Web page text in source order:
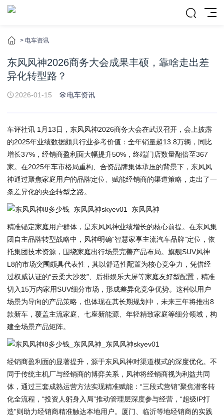
> 电车资讯
东风风神2026商务大会成果丰硕，靠啥走出差
异化转型路？
2026-01-15 电车资讯
车评社讯 1月13日，东风风神2026商务大会在武汉召开，会上披露
的2025年业绩数据颇具行业参考价值：全年销量超13.8万辆，同比
增长37%，经销商盈利面大幅提升50%，终端门店数量翻倍至367
家。在2025年车市格局重构、合资品牌集体承压的背景下，东风风
神通过聚焦家庭用户的品牌定位、赋能经销商的渠道策略，走出了一
条差异化的央企转型之路。
精准锚定家庭用户群体，是东风风神业绩增长的核心前提。在东风集
团自主品牌转型战略中，风神明确“智慧家享主流汽车品牌”定位，依
托集团技术资源，围绕家庭出行场景完善产品布局。旗舰SUV风神
L8的市场突围颇具代表性，其以舒适性配置为核心竞争力，凭借经
过权威认证的“云柔大沙发”、后排娱乐大屏等家庭友好型配置，精准
切入15万内家用SUV细分市场，形成差异化竞争优势。这种以用户
场景为导向的产品策略，也体现在其长期规划中，未来三年将推出8
款新车，覆盖主流家庭、七座新能源、年轻精致家庭等细分领域，构
建全场景产品矩阵。
经销商盈利面的显著提升，源于东风风神对渠道模式的深度优化。不
同于传统主机厂与经销商的博弈关系，风神将经销商视为利益共同
体，通过三套成熟运营方法实现精准赋能：“三段式营销”聚焦潜客转
化全流程，“投资人躬身入局”推动管理层深度参与经营，“超级IP打
造”则助力经销商精准触达本地用户。厦门、临沂等地经销商的实践